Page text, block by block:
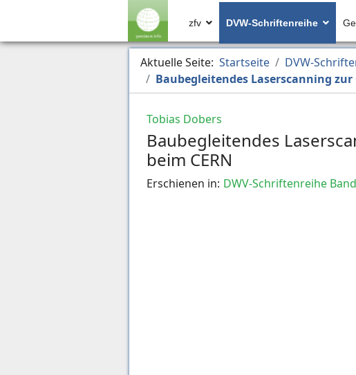
zfv DVW-Schriftenreihe
Aktuelle Seite: Startseite DVW-
Baubegleitendes Laserscanning
Tobias Dobers
Baubegleitendes
beim CERN
Erschienen in: DWV-Schriftenreihe